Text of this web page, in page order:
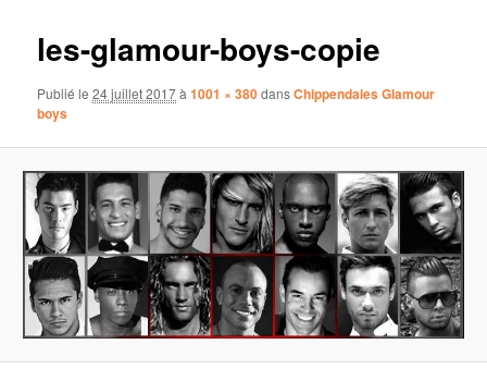
les-glamour-boys-copie
Publié le24 juillet 2017à1001 × 380dansChippendales Glamour
boys